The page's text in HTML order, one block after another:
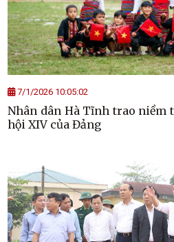
7/1/2026 10:05:02
Nhân dân Hà Tĩnh trao niềm
hội XIV của Đảng